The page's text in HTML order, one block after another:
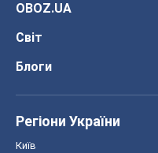
OBOZ.UA
Світ
Блоги
Регіони України
Київ